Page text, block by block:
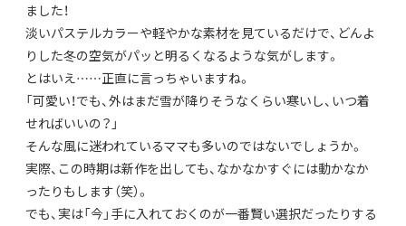
ました！
淡いパステルカラーや軽やかな素材を見ているだけで、どんよ
りした冬の空気がパッと明るくなるような気がします。
とはいえ……正直に言っちゃいますね。
「可愛い！でも、外はまだ雪が降りそうなくらい寒いし、いつ着
せればいいの？」
そんな風に迷われているママも多いのではないでしょうか。
実際、この時期は新作を出しても、なかなかすぐには動かなか
ったりもします（笑）。
でも、実は「今」手に入れておくのが一番賢い選択だったりする